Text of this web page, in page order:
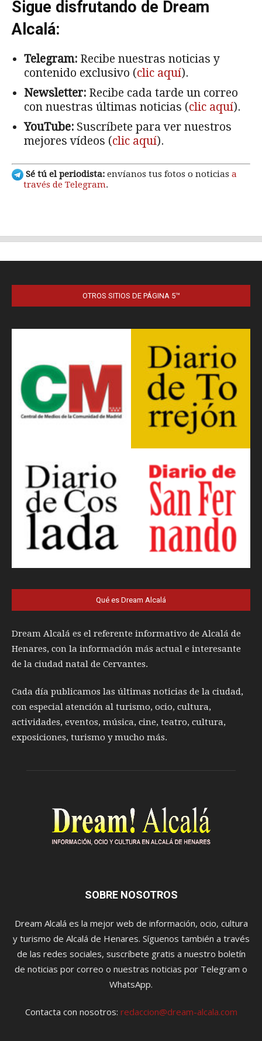
OTROS SITIOS DE PÁGINA 5™
Qué es Dream Alcalá
Dream Alcalá es el referente informativo de Alcalá de
Henares, con la información más actual e interesante
de la ciudad natal de Cervantes.
Cada día publicamos las últimas noticias de la ciudad,
con especial atención al turismo, ocio, cultura,
actividades, eventos, música, cine, teatro, cultura,
exposiciones, turismo y mucho más.
SOBRE NOSOTROS
Dream Alcalá es la mejor web de información, ocio, cultura
y turismo de Alcalá de Henares. Síguenos también a través
de las redes sociales, suscríbete gratis a nuestro boletín
de noticias por correo o nuestras noticias por Telegram o
WhatsApp.
Contacta con nosotros: redaccion@dream-alcala.com